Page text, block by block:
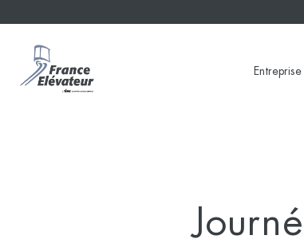
Entreprise